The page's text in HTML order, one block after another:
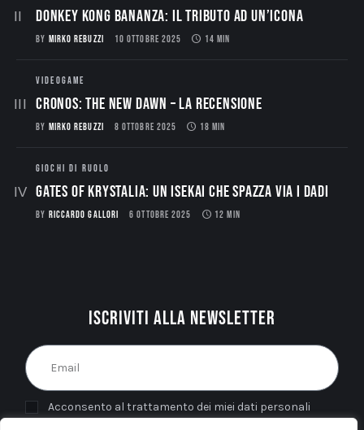
Donkey Kong Bananza: Il Tributo ad un’Icona
BY MIRKO REBUZZI 10 OTTOBRE 2025 14 MIN
VIDEOGAME
CRONOS: THE NEW DAWN – La Recensione
BY MIRKO REBUZZI 8 OTTOBRE 2025 18 MIN
GIOCHI DI RUOLO
Gates of Krystalia: Un Isekai che spazza via i dadi
BY RICCARDO GALLORI 6 OTTOBRE 2025 12 MIN
Iscriviti alla newsletter
Acconsento al trattamento dei miei dati personali